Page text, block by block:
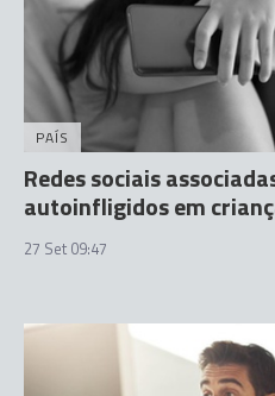
PAÍS
Redes sociais
autoinfligidos em
27 Set 09:47